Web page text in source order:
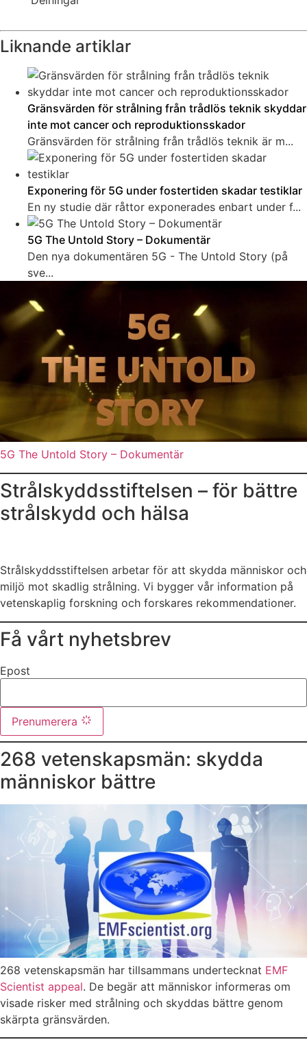
Liknande artiklar
Gränsvärden för strålning från trådlös teknik skyddar
inte mot cancer och reproduktionsskador
Gränsvärden för strålning från trådlös teknik är m...
Exponering för 5G under fostertiden skadar testiklar
En ny studie där råttor exponerades enbart under f...
5G The Untold Story – Dokumentär
Den nya dokumentären 5G - The Untold Story (på
sve...
5G The Untold Story – Dokumentär
Strålskyddsstiftelsen – för bättre
strålskydd och hälsa
Strålskyddsstiftelsen arbetar för att skydda människor och
miljö mot skadlig strålning. Vi bygger vår information på
vetenskaplig forskning och forskares rekommendationer.
Få vårt nyhetsbrev
Epost
Prenumerera
268 vetenskapsmän: skydda
människor bättre
268 vetenskapsmän har tillsammans undertecknat EMF
Scientist appeal. De begär att människor informeras om
visade risker med strålning och skyddas bättre genom
skärpta gränsvärden.